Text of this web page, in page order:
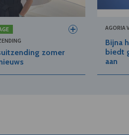
zomer
AGORIA
Bijna
biedt
aan